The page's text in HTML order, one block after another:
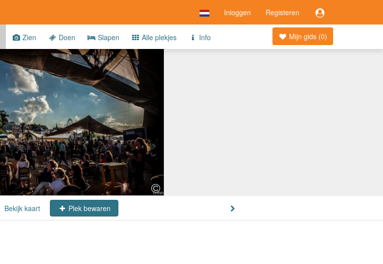
Inloggen Registeren
Mijn gids (0)
Zien Doen Slapen Alle plekjes Info
Bekijk kaart Plek bewaren